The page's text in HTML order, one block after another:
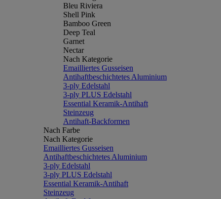
Bleu Riviera
Shell Pink
Bamboo Green
Deep Teal
Garnet
Nectar
Nach Kategorie
Emailliertes Gusseisen
Antihaftbeschichtetes Aluminium
3-ply Edelstahl
3-ply PLUS Edelstahl
Essential Keramik-Antihaft
Steinzeug
Antihaft-Backformen
Nach Farbe
Nach Kategorie
Emailliertes Gusseisen
Antihaftbeschichtetes Aluminium
3-ply Edelstahl
3-ply PLUS Edelstahl
Essential Keramik-Antihaft
Steinzeug